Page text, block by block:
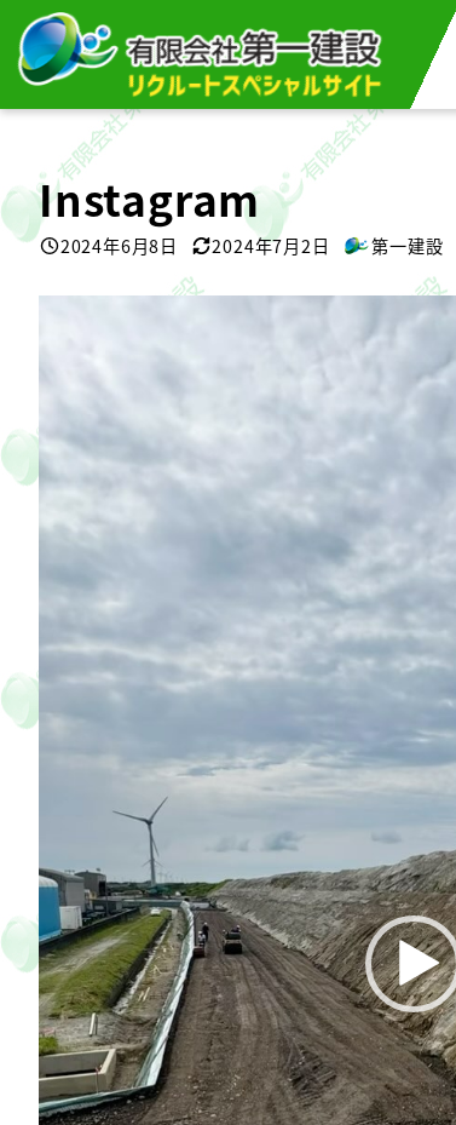
ン
コ
テ
ン
動 Instagram
投稿日
2024年6月8日
更新日
2024年7月2日
著
第一建設
動
ー
ー